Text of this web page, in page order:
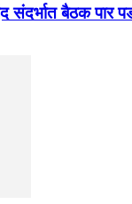
संदर्भात बैठक पार